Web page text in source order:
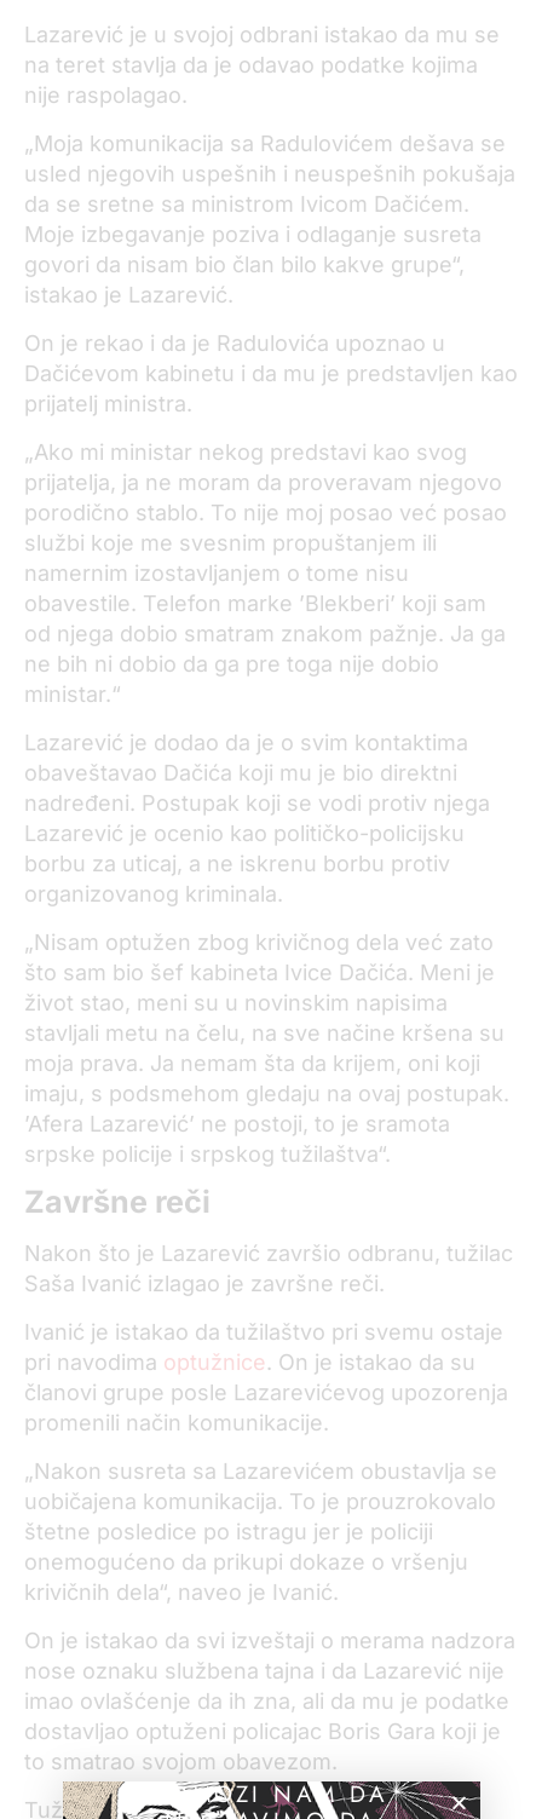
Lazarević je u svojoj odbrani istakao da mu se
na teret stavlja da je odavao podatke kojima
nije raspolagao.
„Moja komunikacija sa Radulovićem dešava se
usled njegovih uspešnih i neuspešnih pokušaja
da se sretne sa ministrom Ivicom Dačićem.
Moje izbegavanje poziva i odlaganje susreta
govori da nisam bio član bilo kakve grupe“,
istakao je Lazarević.
On je rekao i da je Radulovića upoznao u
Dačićevom kabinetu i da mu je predstavljen kao
prijatelj ministra.
„Ako mi ministar nekog predstavi kao svog
prijatelja, ja ne moram da proveravam njegovo
porodično stablo. To nije moj posao već posao
službi koje me svesnim propuštanjem ili
namernim izostavljanjem o tome nisu
obavestile. Telefon marke ’Blekberi’ koji sam
od njega dobio smatram znakom pažnje. Ja ga
ne bih ni dobio da ga pre toga nije dobio
ministar.“
Lazarević je dodao da je o svim kontaktima
obaveštavao Dačića koji mu je bio direktni
nadređeni. Postupak koji se vodi protiv njega
Lazarević je ocenio kao političko-policijsku
borbu za uticaj, a ne iskrenu borbu protiv
organizovanog kriminala.
„Nisam optužen zbog krivičnog dela već zato
što sam bio šef kabineta Ivice Dačića. Meni je
život stao, meni su u novinskim napisima
stavljali metu na čelu, na sve načine kršena su
moja prava. Ja nemam šta da krijem, oni koji
imaju, s podsmehom gledaju na ovaj postupak.
’Afera Lazarević’ ne postoji, to je sramota
srpske policije i srpskog tužilaštva“.
Završne reči
Nakon što je Lazarević završio odbranu, tužilac
Saša Ivanić izlagao je završne reči.
Ivanić je istakao da tužilaštvo pri svemu ostaje
pri navodima optužnice. On je istakao da su
članovi grupe posle Lazarevićevog upozorenja
promenili način komunikacije.
„Nakon susreta sa Lazarevićem obustavlja se
uobičajena komunikacija. To je prouzrokovalo
štetne posledice po istragu jer je policiji
onemogućeno da prikupi dokaze o vršenju
krivičnih dela“, naveo je Ivanić.
On je istakao da svi izveštaji o merama nadzora
nose oznaku službena tajna i da Lazarević nije
imao ovlašćenje da ih zna, ali da mu je podatke
dostavljao optuženi policajac Boris Gara koji je
to smatrao svojom obavezom.
Tužilac je tražio da Lazarević bude kažnjen
POMOZI NAM DA